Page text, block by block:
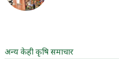
अन्य केही कृषि समाचार